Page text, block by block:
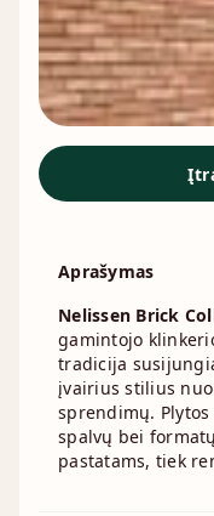
Aprašymas
Nelissen Brick
gamintojo
tradicija
įvairius stilius
sprendimų.
spalvų bei
pastatams, tiek